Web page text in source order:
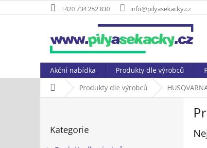
na
+420 734 252 830 info@pilyasekacky.cz
Akční nabídka Produkty dle výrobců
Domů Produkty dle výrobců
kategorie
Kategorie